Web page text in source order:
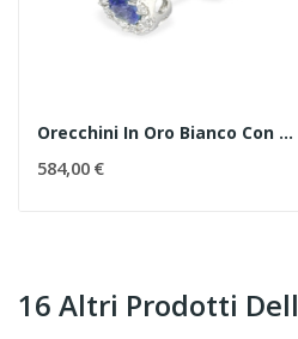
Orecchini In Oro Bianco Con Zaffiri E Diamanti
584,00 €
16 Altri Prodotti